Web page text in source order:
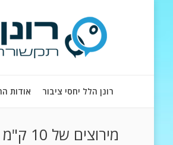
רונן הלל יחסי ציבור אודות
מירוצים של 10 ק"מ בארץ – יחסי ציבור